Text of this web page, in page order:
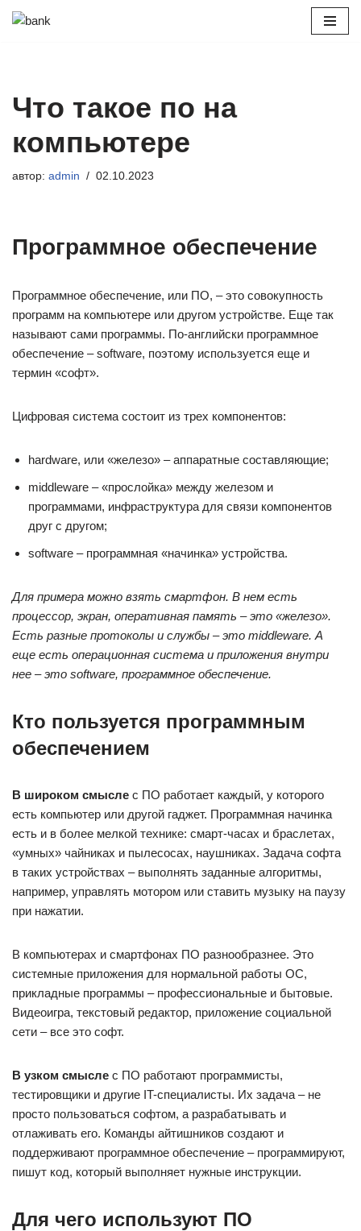
Что такое по на
компьютере
автор: admin 02.10.2023
Программное обеспечение
Программное обеспечение, или ПО, – это совокупность
программ на компьютере или другом устройстве. Еще так
называют сами программы. По-английски программное
обеспечение – software, поэтому используется еще и
термин «софт».
Цифровая система состоит из трех компонентов:
hardware, или «железо» – аппаратные составляющие;
middleware – «прослойка» между железом и
программами, инфраструктура для связи компонентов
друг с другом;
software – программная «начинка» устройства.
Для примера можно взять смартфон. В нем есть
процессор, экран, оперативная память – это «железо».
Есть разные протоколы и службы – это middleware. А
еще есть операционная система и приложения внутри
нее – это software, программное обеспечение.
Кто пользуется программным
обеспечением
В широком смысле с ПО работает каждый, у которого
есть компьютер или другой гаджет. Программная начинка
есть и в более мелкой технике: смарт-часах и браслетах,
«умных» чайниках и пылесосах, наушниках. Задача софта
в таких устройствах – выполнять заданные алгоритмы,
например, управлять мотором или ставить музыку на паузу
при нажатии.
В компьютерах и смартфонах ПО разнообразнее. Это
системные приложения для нормальной работы ОС,
прикладные программы – профессиональные и бытовые.
Видеоигра, текстовый редактор, приложение социальной
сети – все это софт.
В узком смысле с ПО работают программисты,
тестировщики и другие IT-специалисты. Их задача – не
просто пользоваться софтом, а разрабатывать и
отлаживать его. Команды айтишников создают и
поддерживают программное обеспечение – программируют,
пишут код, который выполняет нужные инструкции.
Для чего используют ПО